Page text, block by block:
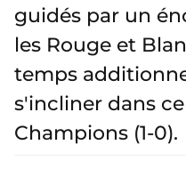
guidés par un
les Rouge et
temps
s'incliner dans
Champions (1-0).